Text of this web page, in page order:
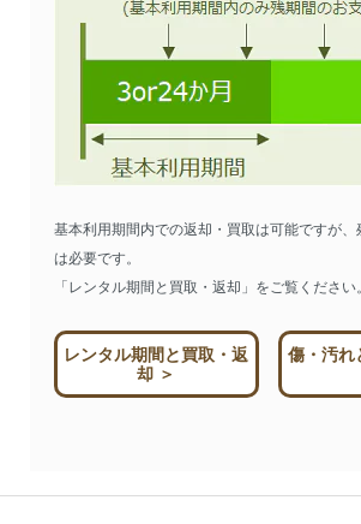
基本利用期間内での返却・買取は可能ですが
は必要です。
「レンタル期間と買取・返却」をご覧ください。
レンタル期間と買取・返
却 ＞
傷・汚れ